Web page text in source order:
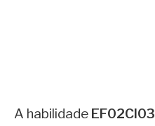
A habilidade EF02CI03